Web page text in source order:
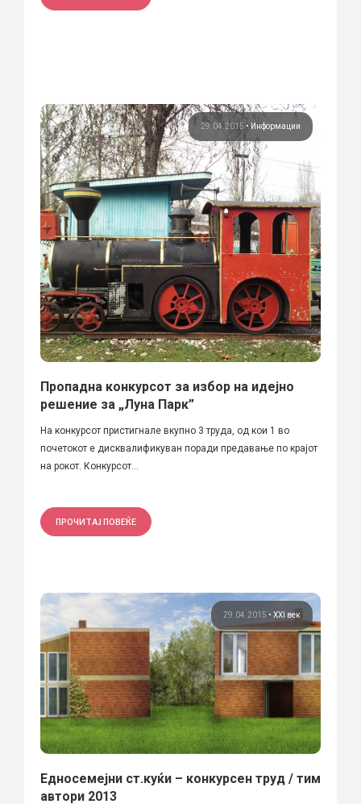
29.04.2015 • Информации
Пропадна конкурсот за избор на идејно
решение за „Луна Парк”
На конкурсот пристигнале вкупно 3 труда, од кои 1 во
почетокот е дисквалификуван поради предавање по крајот
на рокот. Конкурсот...
ПРОЧИТАЈ ПОВЕЌЕ
29.04.2015 • XXI век
Едносемејни ст.куќи – конкурсен труд / тим
автори 2013